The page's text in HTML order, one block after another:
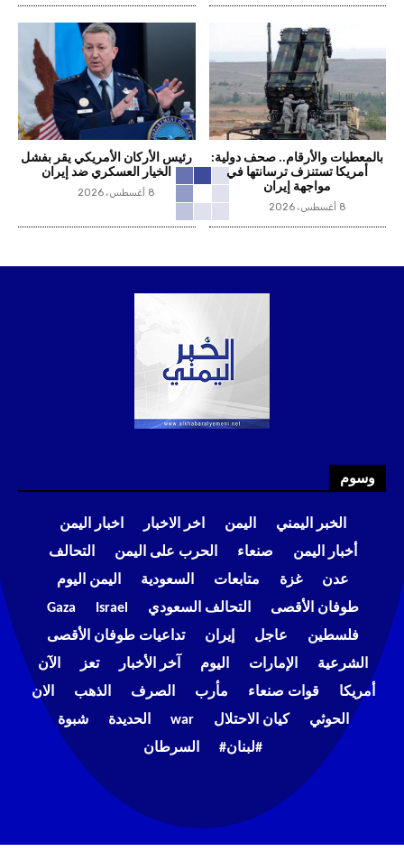
بالمعطيات والأرقام.. صحف دولية:
أمريكا تستنزف ترسانتها في
مواجهة إيران
8 أغسطس، 2026
رئيس الأركان الأمريكي يقر بفشل
الخيار العسكري ضد إيران
8 أغسطس، 2026
وسوم
الخبر اليمني اليمن اخر الاخبار
اخبار اليمن
أخبار اليمن
صنعاء الحرب على اليمن
التحالف
عدن
غزة متابعات السعودية
اليمن اليوم
طوفان الأقصى
التحالف السعودي Israel
Gaza
فلسطين
عاجل إيران
تداعيات طوفان الأقصى
الشرعية
الإمارات اليوم آخر الأخبار تعز
الآن
أمريكا
قوات صنعاء مأرب الصرف الذهب
الان
الحوثي
كيان الاحتلال war الحديدة
شبوة
#لبنان#
السرطان